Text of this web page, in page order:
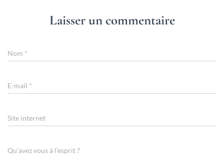
Laisser un commentaire
Nom *
E-mail *
Site internet
Qu’avez vous à l’esprit ?